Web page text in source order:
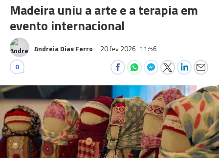
Madeira uniu a arte e a terapia em
evento internacional
Andreia Dias Ferro 20 fev 2026 11:56
0